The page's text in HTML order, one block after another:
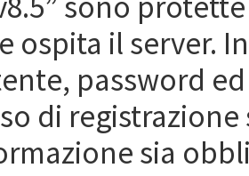
ospita il server.
password
di registrazione
sia